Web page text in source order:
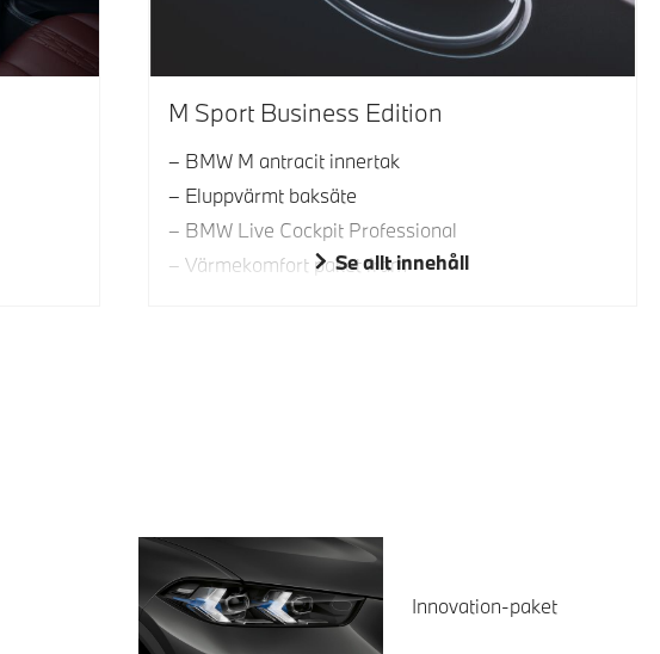
M Sport Business Edition
BMW M antracit innertak
Eluppvärmt baksäte
BMW Live Cockpit Professional
Värmekomfort paket fram
Se allt innehåll
Innovation-paket